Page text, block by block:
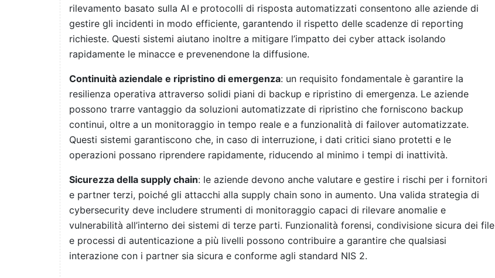
rilevamento basato sulla AI e protocolli di risposta automatizzati consentono alle aziende di
gestire gli incidenti in modo efficiente, garantendo il rispetto delle scadenze di reporting
richieste. Questi sistemi aiutano inoltre a mitigare l’impatto dei cyber attack isolando
rapidamente le minacce e prevenendone la diffusione.
Continuità aziendale e ripristino di emergenza: un requisito fondamentale è garantire la
resilienza operativa attraverso solidi piani di backup e ripristino di emergenza. Le aziende
possono trarre vantaggio da soluzioni automatizzate di ripristino che forniscono backup
continui, oltre a un monitoraggio in tempo reale e a funzionalità di failover automatizzate.
Questi sistemi garantiscono che, in caso di interruzione, i dati critici siano protetti e le
operazioni possano riprendere rapidamente, riducendo al minimo i tempi di inattività.
Sicurezza della supply chain: le aziende devono anche valutare e gestire i rischi per i fornitori
e partner terzi, poiché gli attacchi alla supply chain sono in aumento. Una valida strategia di
cybersecurity deve includere strumenti di monitoraggio capaci di rilevare anomalie e
vulnerabilità all’interno dei sistemi di terze parti. Funzionalità forensi, condivisione sicura dei file
e processi di autenticazione a più livelli possono contribuire a garantire che qualsiasi
interazione con i partner sia sicura e conforme agli standard NIS 2.